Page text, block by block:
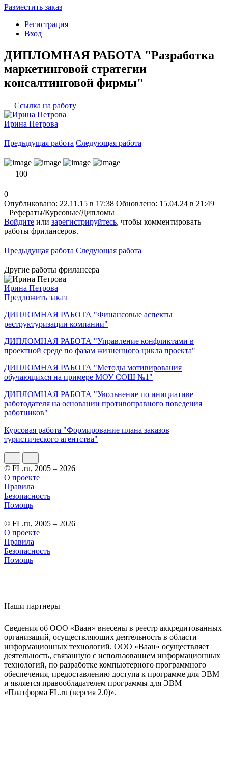
Разместить заказ
Регистрация
Вход
ДИПЛОМНАЯ РАБОТА "Разработка
маркетинговой стратегии
консалтинговой фирмы"
Ссылка на работу
Ирина Петрова
Предыдущая работа Следующая работа
100
0
Опубликовано: 22.11.15 в 17:38 Обновлено: 15.04.24 в 21:49
Рефераты/Курсовые/Дипломы
Войдите или зарегистрируйтесь, чтобы комментировать
работы фрилансеров.
Предыдущая работа Следующая работа
Другие работы фрилансера
Ирина Петрова
Предложить заказ
ДИПЛОМНАЯ РАБОТА "Финансовые аспекты
реструктуризации компании"
ДИПЛОМНАЯ РАБОТА "Управление конфликтами в
проектной среде по фазам жизненного цикла проекта"
ДИПЛОМНАЯ РАБОТА "Методы мотивирования
обучающихся на примере МОУ СОШ №1"
ДИПЛОМНАЯ РАБОТА "Увольнение по инициативе
работодателя на основании противоправного поведения
работников"
Курсовая работа "Формирование плана заказов
туристического агентства"
© FL.ru, 2005 – 2026
О проекте
Правила
Безопасность
Помощь
© FL.ru, 2005 – 2026
О проекте
Правила
Безопасность
Помощь
Наши партнеры
Сведения об ООО «Ваан» внесены в реестр аккредитованных
организаций, осуществляющих деятельность в области
информационных технологий. ООО «Ваан» осуществляет
деятельность, связанную с использованием информационных
технологий, по разработке компьютерного программного
обеспечения, предоставлению доступа к программе для ЭВМ
и является правообладателем программы для ЭВМ
«Платформа FL.ru (версия 2.0)».